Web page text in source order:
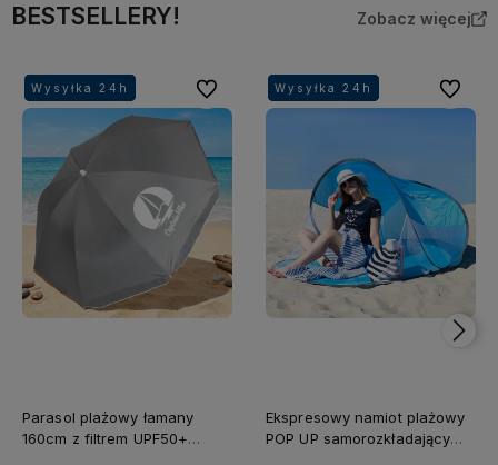
BESTSELLERY! Zobacz więcej
Wysyłka 24h
Wysyłka 24h
Wysyłka 24h
Wysyłka 24h
Parasol plażowy łamany
160cm z filtrem UPF50+
Do ulubionychWysyłka 24h
Wysyłka 24h
Wysyłka 24h
Wysyłka 24h
Ekspresowy namiot plażowy
POP UP samorozkładający
Do